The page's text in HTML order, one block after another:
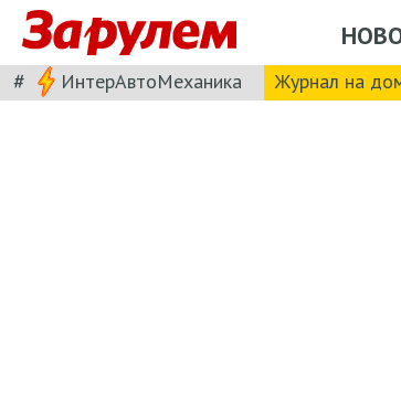
# ИнтерАвтоМеханика Журнал на